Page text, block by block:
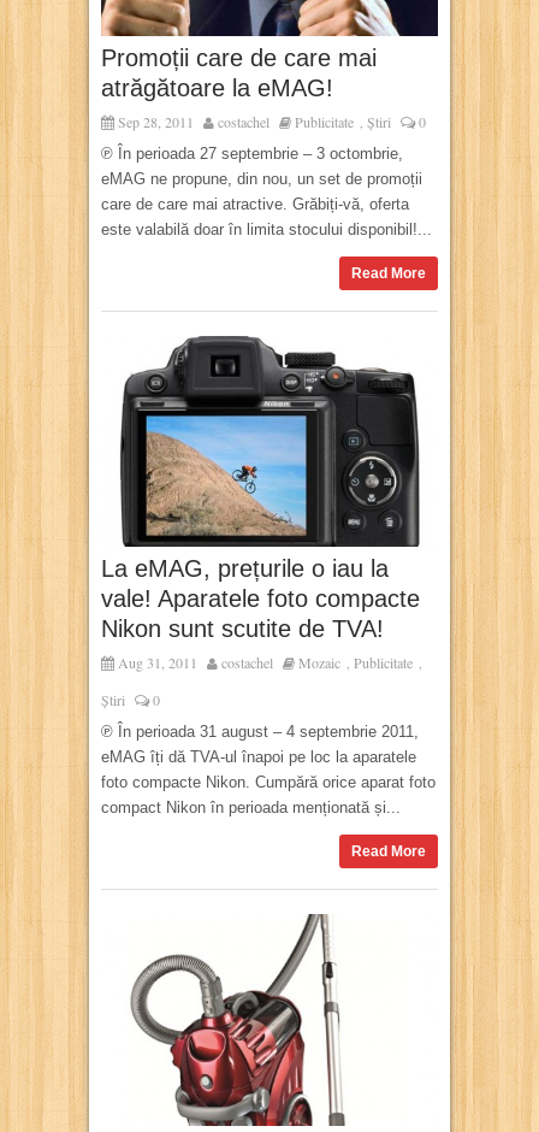
Promoții care de care mai
atrăgătoare la eMAG!
Sep 28, 2011 costachel Publicitate Știri 0
℗ În perioada 27 septembrie – 3 octombrie,
eMAG ne propune, din nou, un set de promoții
care de care mai atractive. Grăbiți-vă, oferta
este valabilă doar în limita stocului disponibil!...
Read More
La eMAG, prețurile o iau la
vale! Aparatele foto compacte
Nikon sunt scutite de TVA!
Aug 31, 2011 costachel Mozaic , Publicitate ,
Știri 0
℗ În perioada 31 august – 4 septembrie 2011,
eMAG îți dă TVA-ul înapoi pe loc la aparatele
foto compacte Nikon. Cumpără orice aparat foto
compact Nikon în perioada menționată și...
Read More